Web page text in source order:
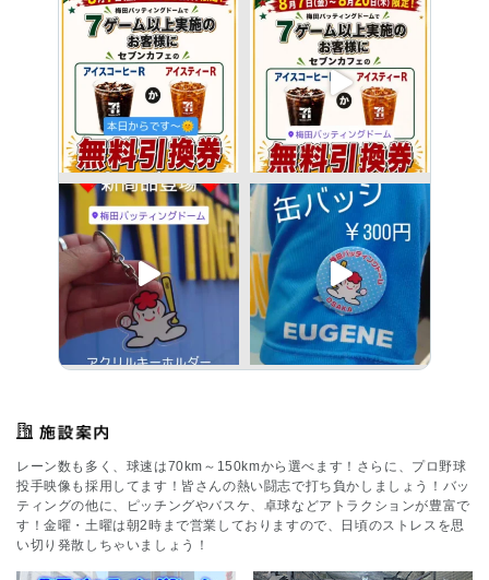
レーン数も多く、球速は70km～150kmから選べます！さらに、プロ野球
投手映像も採用してます！皆さんの熱い闘志で打ち負かしましょう！バッ
ティングの他に、ピッチングやバスケ、卓球などアトラクションが豊富で
す！金曜・土曜は朝2時まで営業しておりますので、日頃のストレスを思
い切り発散しちゃいましょう！